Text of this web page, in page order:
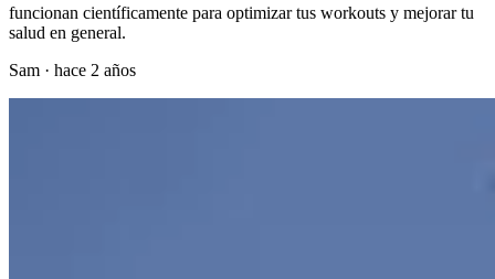
funcionan científicamente para optimizar tus workouts y mejorar tu
salud en general.
Sam · hace 2 años